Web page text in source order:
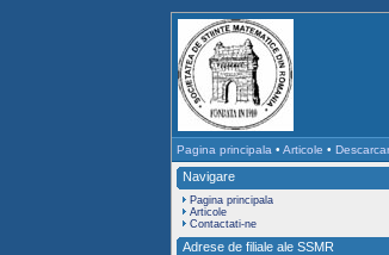
Pagina principala • Articole •
Navigare
Pagina principala
Articole
Contactati-ne
Adrese de filiale ale SSMR